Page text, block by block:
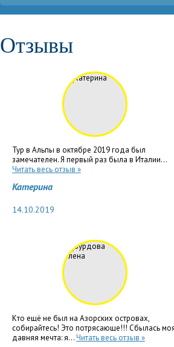
Отзывы
Тур в Альпы в октябре 2019 года был
замечателен. Я первый раз была в Италии...
Читать весь отзыв »
Катерина
14.10.2019
Кто ещё не был на Азорских островах,
собирайтесь! Это потрясающе!!! Сбылась
давняя мечта: я...Читать весь отзыв »